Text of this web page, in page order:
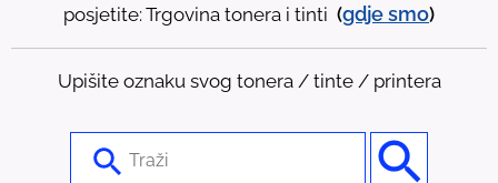
posjetite: Trgovina tonera i tinti (gdjesmo)
Upišite oznaku svog tonera / tinte / printera